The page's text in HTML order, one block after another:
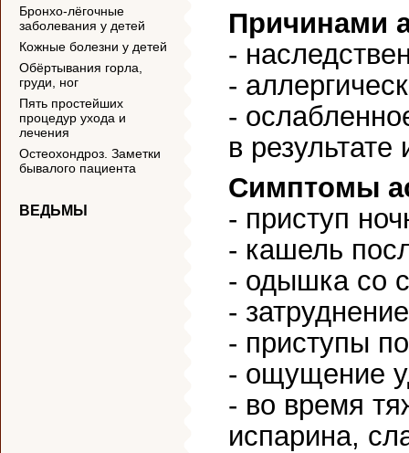
Бронхо-лёгочные
заболевания у детей
Кожные болезни у детей
Обёртывания горла,
груди, ног
Пять простейших
процедур ухода и
лечения
Остеохондроз. Заметки
бывалого пациента
ВЕДЬМЫ
Причинами
-
-
-
в
Симптомы
- приступ
- кашель
- одышка со
-
- приступы
- ощущение
- во время
испарина,